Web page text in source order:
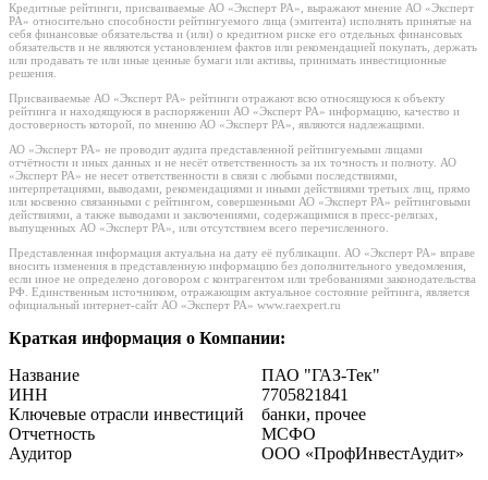
Кредитные рейтинги, присваиваемые АО «Эксперт РА», выражают мнение АО «Эксперт
РА» относительно способности рейтингуемого лица (эмитента) исполнять принятые на
себя финансовые обязательства и (или) о кредитном риске его отдельных финансовых
обязательств и не являются установлением фактов или рекомендацией покупать, держать
или продавать те или иные ценные бумаги или активы, принимать инвестиционные
решения.
Присваиваемые АО «Эксперт РА» рейтинги отражают всю относящуюся к объекту
рейтинга и находящуюся в распоряжении АО «Эксперт РА» информацию, качество и
достоверность которой, по мнению АО «Эксперт РА», являются надлежащими.
АО «Эксперт РА» не проводит аудита представленной рейтингуемыми лицами
отчётности и иных данных и не несёт ответственность за их точность и полноту. АО
«Эксперт РА» не несет ответственности в связи с любыми последствиями,
интерпретациями, выводами, рекомендациями и иными действиями третьих лиц, прямо
или косвенно связанными с рейтингом, совершенными АО «Эксперт РА» рейтинговыми
действиями, а также выводами и заключениями, содержащимися в пресс-релизах,
выпущенных АО «Эксперт РА», или отсутствием всего перечисленного.
Представленная информация актуальна на дату её публикации. АО «Эксперт РА» вправе
вносить изменения в представленную информацию без дополнительного уведомления,
если иное не определено договором с контрагентом или требованиями законодательства
РФ. Единственным источником, отражающим актуальное состояние рейтинга, является
официальный интернет-сайт АО «Эксперт РА» www.raexpert.ru
Краткая информация о Компании:
Название
ПАО "ГАЗ-Тек"
ИНН
7705821841
Ключевые отрасли инвестиций
банки, прочее
Отчетность
МСФО
Аудитор
ООО «ПрофИнвестАудит»